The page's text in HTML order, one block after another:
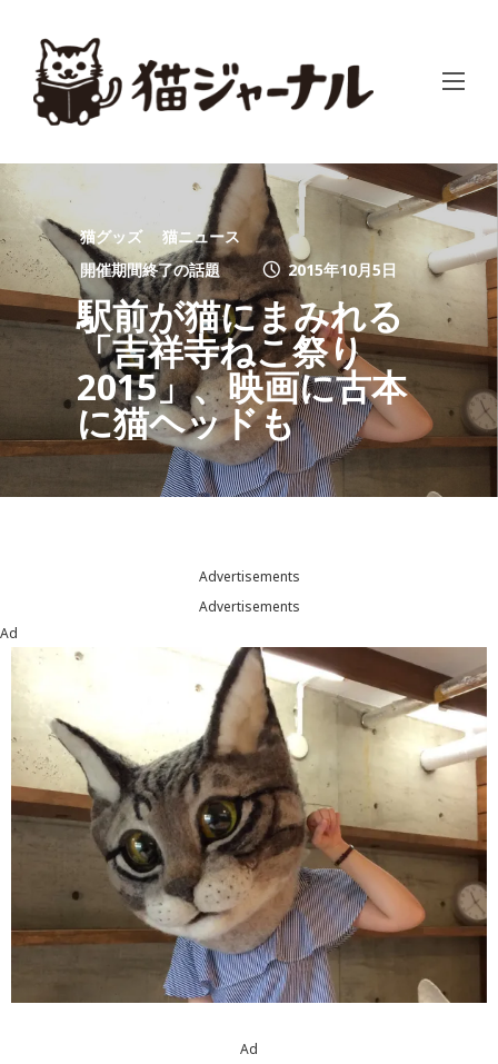
猫グッズ
猫ニュース
開催期間終了の話題
2015年10月5日
駅前が猫にまみれる
「吉祥寺ねこ祭り
2015」、映画に古本
に猫ヘッドも
Advertisements
Advertisements
Ad
Ad